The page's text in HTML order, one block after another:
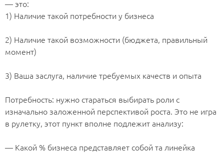
— это:
1) Наличие такой потребности у бизнеса
2) Наличие такой возможности (бюджета, правильный
момент)
3) Ваша заслуга, наличие требуемых качеств и опыта
Потребность: нужно стараться выбирать роли с
изначально заложенной перспективой роста. Это не игра
в рулетку, этот пункт вполне подлежит анализу:
— Какой % бизнеса представляет собой та линейка